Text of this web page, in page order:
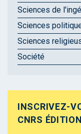
Sciences de
Sciences
Sciences
Société
INSCRIVEZ-
CNRS